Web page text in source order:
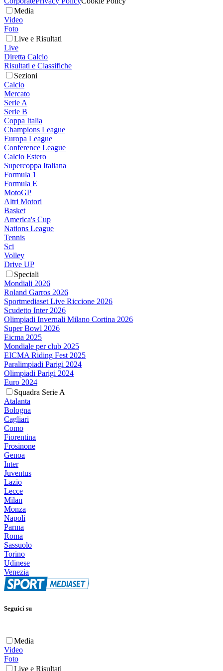
Media
Video
Foto
Live e Risultati
Live
Diretta Calcio
Risultati e Classifiche
Sezioni
Calcio
Mercato
Serie A
Serie B
Coppa Italia
Champions League
Europa League
Conference League
Calcio Estero
Supercoppa Italiana
Formula 1
Formula E
MotoGP
Altri Motori
Basket
America's Cup
Nations League
Tennis
Sci
Volley
Drive UP
Speciali
Mondiali 2026
Roland Garros 2026
Sportmediaset Live Riccione 2026
Scudetto Inter 2026
Olimpiadi Invernali Milano Cortina 2026
Super Bowl 2026
Eicma 2025
Mondiale per club 2025
EICMA Riding Fest 2025
Paralimpiadi Parigi 2024
Olimpiadi Parigi 2024
Euro 2024
Squadra Serie A
Atalanta
Bologna
Cagliari
Como
Fiorentina
Frosinone
Genoa
Inter
Juventus
Lazio
Lecce
Milan
Monza
Napoli
Parma
Roma
Sassuolo
Torino
Udinese
Venezia
Seguici su
Media
Video
Foto
Live e Risultati